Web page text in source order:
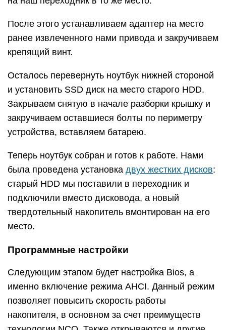
После этого устанавливаем адаптер на место
ранее извлеченного нами привода и закручиваем
крепящий винт.
Осталось перевернуть ноутбук нижней стороной
и установить SSD диск на место старого HDD.
Закрываем снятую в начале разборки крышку и
закручиваем оставшиеся болты по периметру
устройства, вставляем батарею.
Теперь ноутбук собран и готов к работе. Нами
была проведена установка двух жестких дисков:
старый HDD мы поставили в переходник и
подключили вместо дисковода, а новый
твердотельный накопитель вмонтирован на его
место.
Программные настройки
Следующим этапом будет настройка Bios, а
именно включение режима AHCI. Данный режим
позволяет повысить скорость работы
накопителя, в основном за счет преимуществ